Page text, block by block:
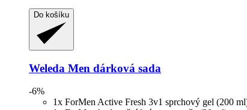
Do košíku
Weleda Men dárková sada
-6%
1x ForMen Active Fresh 3v1 sprchový gel (200